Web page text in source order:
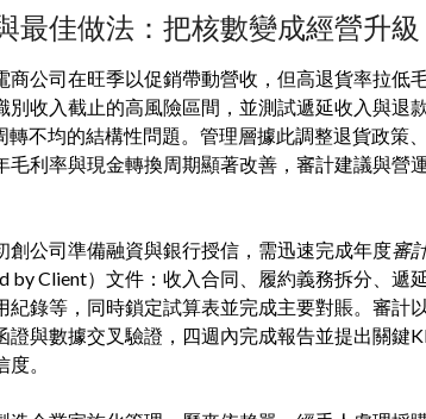
最佳做法：把核數變成經營升級
商公司在旺季以促銷帶動營收，但高退貨率拉低
別收入截止的高風險區間，並測試遞延收入與退
轉不均的結構性問題。管理層據此調整退貨政策
毛利率與現金轉換周期顯著改善，審計建議與營
創公司準備融資與銀行授信，需迅速完成年度審
by Client）文件：收入合同、履約義務拆分、遞
紀錄等，同時鎖定試算表並完成主要對賬。審計
證與數據交叉驗證，四週內完成報告並提出關鍵
。